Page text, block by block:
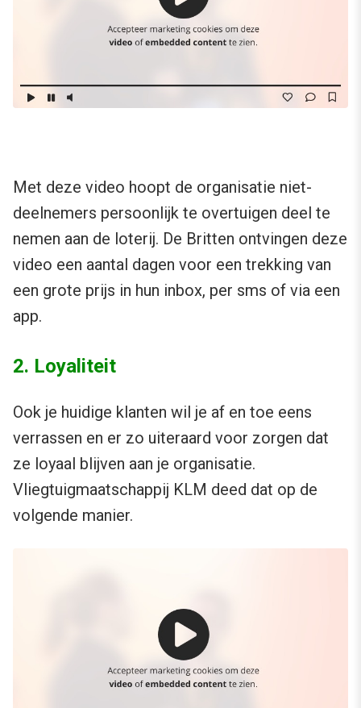
Met deze video hoopt de organisatie niet-
deelnemers persoonlijk te overtuigen deel te
nemen aan de loterij. De Britten ontvingen deze
video een aantal dagen voor een trekking van
een grote prijs in hun inbox, per sms of via een
app.
2. Loyaliteit
Ook je huidige klanten wil je af en toe eens
verrassen en er zo uiteraard voor zorgen dat
ze loyaal blijven aan je organisatie.
Vliegtuigmaatschappij KLM deed dat op de
volgende manier.